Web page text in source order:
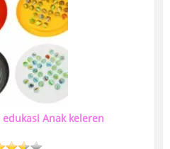
edukasi Anak keleren